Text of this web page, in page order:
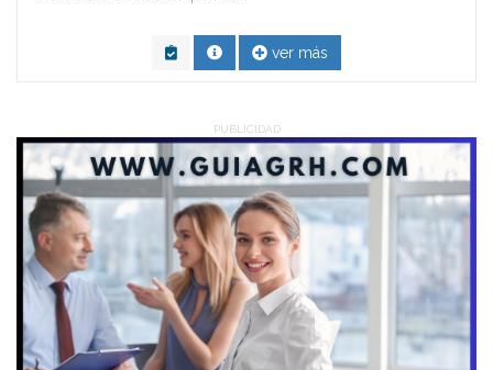
ver más
PUBLICIDAD